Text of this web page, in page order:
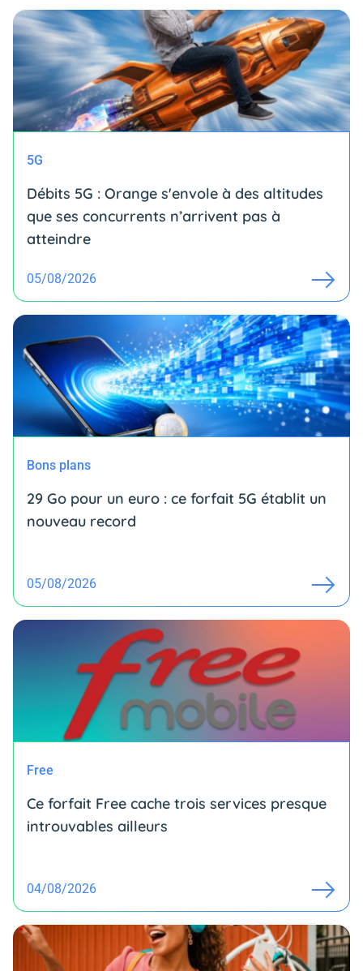
5G
Débits 5G : Orange s'envole à des altitudes
que ses concurrents n’arrivent pas à
atteindre
05/08/2026
Bons plans
29 Go pour un euro : ce forfait 5G établit un
nouveau record
05/08/2026
Free
Ce forfait Free cache trois services presque
introuvables ailleurs
04/08/2026